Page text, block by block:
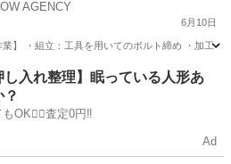
AGENCY
6月10日
業】 ・組立：工具を用いてのボルト締め ・加工
給し入れ整理】眠っている人形あ
？
OK🙆‍♀️査定0円‼️
Ad